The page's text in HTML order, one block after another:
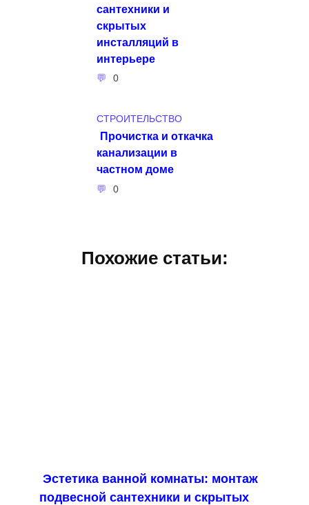
сантехники и
скрытых
инсталляций в
интерьере
0
СТРОИТЕЛЬСТВО
Прочистка и откачка
канализации в
частном доме
0
Похожие статьи:
Эстетика ванной комнаты: монтаж
подвесной сантехники и скрытых